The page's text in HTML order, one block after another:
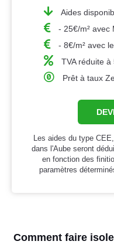
Aides
- 25€/m² avec
- 8€/m² avec
TVA réduite à
Prêt à taux
Les aides du type
dans l'Aube seront
en fonction des
paramètres
Comment faire